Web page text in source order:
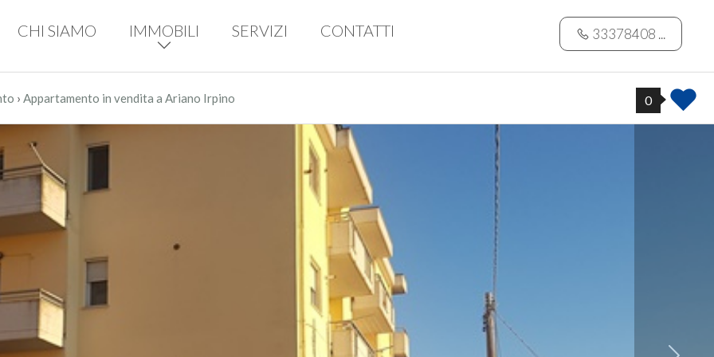
CHI SIAMO IMMOBILI SERVIZI CONTATTI 33378408 ...
› Appartamento in vendita a Ariano Irpino 0